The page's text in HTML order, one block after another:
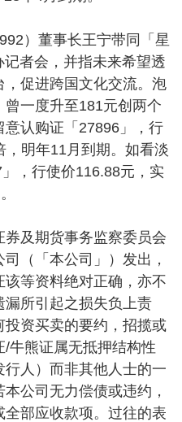
）董事长王宁带同「星
者会，并指未来希望透
促进跨国文化交流。泡
一度升至181元创两个
认购证「27896」，行
明年11月到期。如看淡
，行使价116.88元，实
及期货事务监察委员会
（「本公司」）发出，
等资料绝对正确，亦不
所引起之损失负上责
资买卖的要约，招揽或
牛熊证属无抵押结构性
人）而非其他人士的一
公司无力偿债或违约，
部应收款项。过往的表